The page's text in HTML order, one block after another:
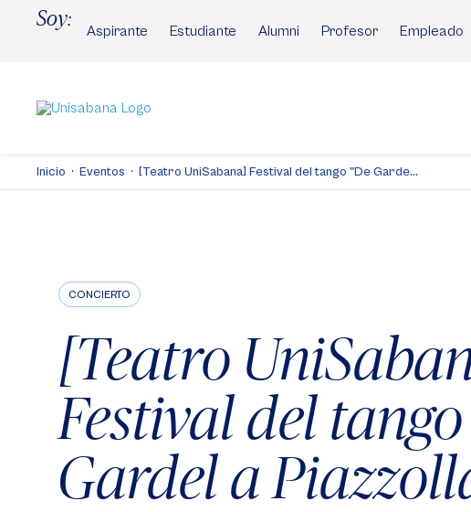
Soy:
Aspirante Estudiante Alumni Profesor Empleado
Inicio Eventos [Teatro UniSabana] Festival del tango "De Garde...
CONCIERTO
[Teatro
Festival del
Gardel a